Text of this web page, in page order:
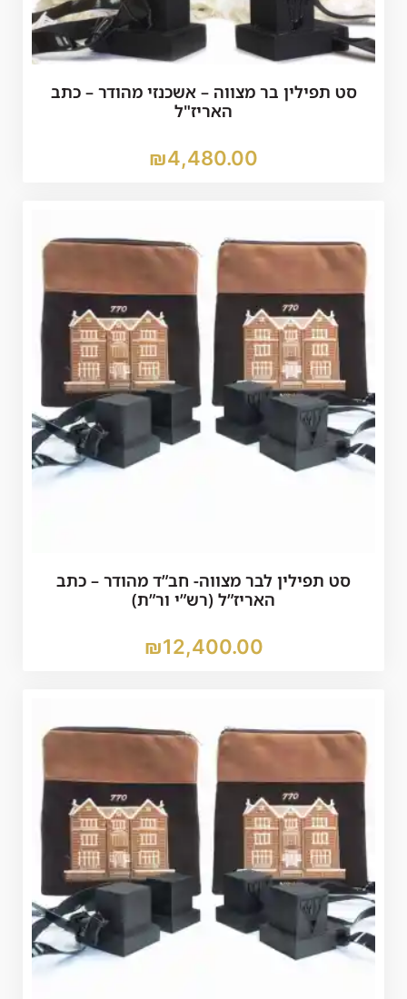
סט תפילין בר מצווה – אשכנזי מהודר – כתב
האריז"ל
₪4,480.00
סט תפילין לבר מצווה- חב”ד מהודר – כתב
האריז”ל (רש”י ור”ת)
₪12,400.00